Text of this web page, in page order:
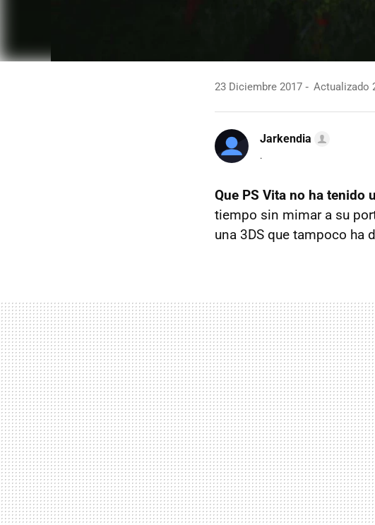
23 Diciembre 2017 Actualizado
Jarkendia
.
Que PS Vita no ha tenido
tiempo sin mimar a su
una 3DS que tampoco ha